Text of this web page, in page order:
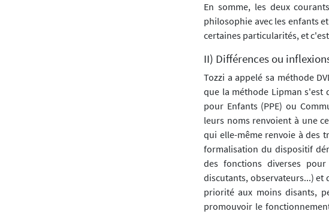
En somme, les deux
philosophie avec les enfants
certaines particularités, et
II) Différences ou
Tozzi a appelé sa méthode
que la méthode Lipman s'est
pour Enfants (PPE) ou
leurs noms renvoient à une
qui elle-même renvoie à des
formalisation du dispositif
des fonctions diverses
discutants, observateurs...)
priorité aux moins disants,
promouvoir le